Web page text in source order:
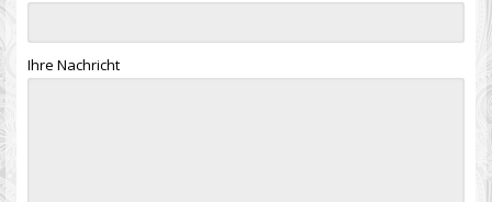
Ihre Nachricht